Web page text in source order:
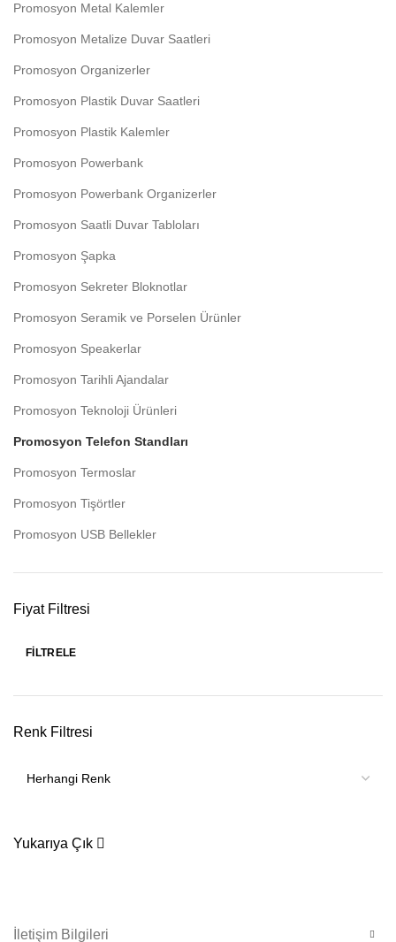
Promosyon Metal Kalemler
Promosyon Metalize Duvar Saatleri
Promosyon Organizerler
Promosyon Plastik Duvar Saatleri
Promosyon Plastik Kalemler
Promosyon Powerbank
Promosyon Powerbank Organizerler
Promosyon Saatli Duvar Tabloları
Promosyon Şapka
Promosyon Sekreter Bloknotlar
Promosyon Seramik ve Porselen Ürünler
Promosyon Speakerlar
Promosyon Tarihli Ajandalar
Promosyon Teknoloji Ürünleri
Promosyon Telefon Standları
Promosyon Termoslar
Promosyon Tişörtler
Promosyon USB Bellekler
Fiyat Filtresi
FILTRELE
Renk Filtresi
Yukarıya Çık
İletişim Bilgileri